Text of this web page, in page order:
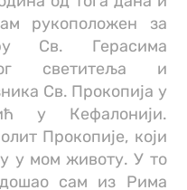
рукоположен за
Св. Герасима
светитеља и
Св. Прокопија у
у Кефалонији.
Прокопије, који
у мом животу. У то
дошао сам из Рима